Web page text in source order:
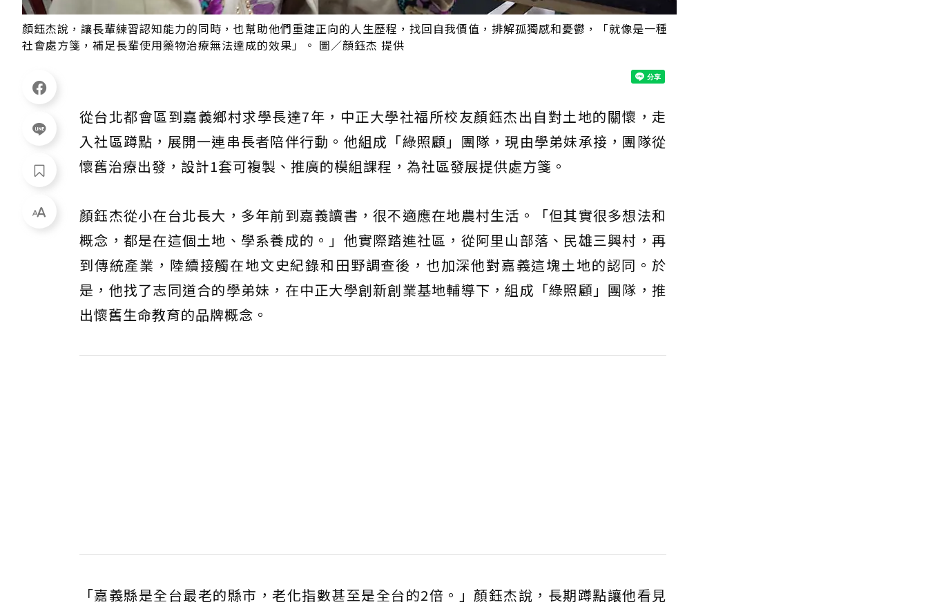
顏鈺杰說，讓長輩練習認知能力的同時，也幫助他們重建正向的人生歷程，找回自我價值，排解孤獨感和憂鬱，「就像是一種
社會處方箋，補足長輩使用藥物治療無法達成的效果」。 圖／顏鈺杰 提供
從台北都會區到嘉義鄉村求學長達7年，中正大學社福所校友顏鈺杰出自對土地的關懷，走
入社區蹲點，展開一連串長者陪伴行動。他組成「綠照顧」團隊，現由學弟妹承接，團隊從
懷舊治療出發，設計1套可複製、推廣的模組課程，為社區發展提供處方箋。
顏鈺杰從小在台北長大，多年前到嘉義讀書，很不適應在地農村生活。「但其實很多想法和
概念，都是在這個土地、學系養成的。」他實際踏進社區，從阿里山部落、民雄三興村，再
到傳統產業，陸續接觸在地文史紀錄和田野調查後，也加深他對嘉義這塊土地的認同。於
是，他找了志同道合的學弟妹，在中正大學創新創業基地輔導下，組成「綠照顧」團隊，推
出懷舊生命教育的品牌概念。
「嘉義縣是全台最老的縣市，老化指數甚至是全台的2倍。」顏鈺杰說，長期蹲點讓他看見